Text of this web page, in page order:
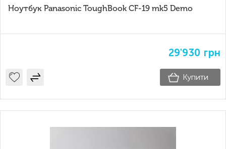
Ноутбук Panasonic ToughBook CF-19 mk5 Demo
29'930 грн
Купити